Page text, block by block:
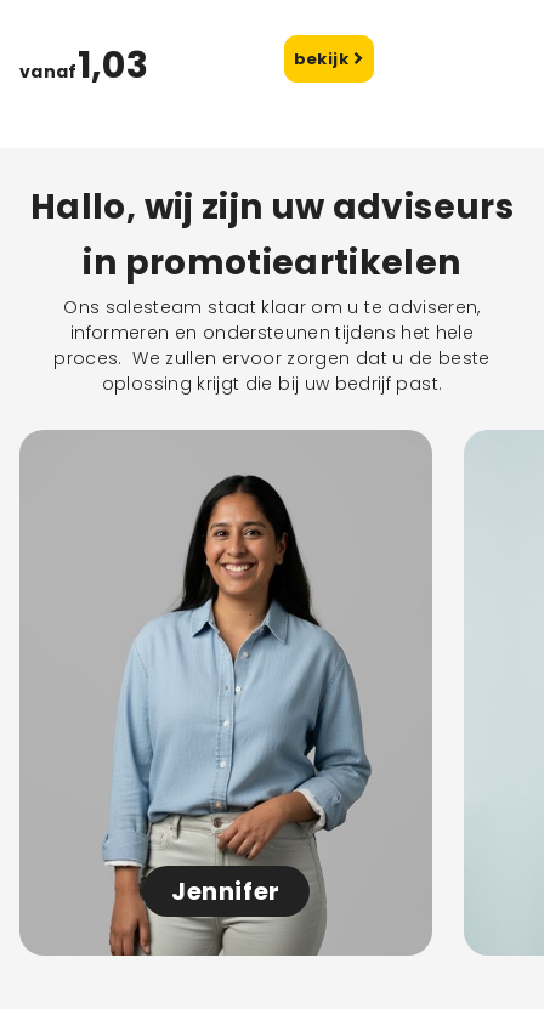
vanaf1,03 bekijk
Hallo, wij zijn uw adviseurs
in promotieartikelen
Ons salesteam staat klaar om u te adviseren,
informeren en ondersteunen tijdens het hele
proces. We zullen ervoor zorgen dat u de beste
oplossing krijgt die bij uw bedrijf past.
Jennifer